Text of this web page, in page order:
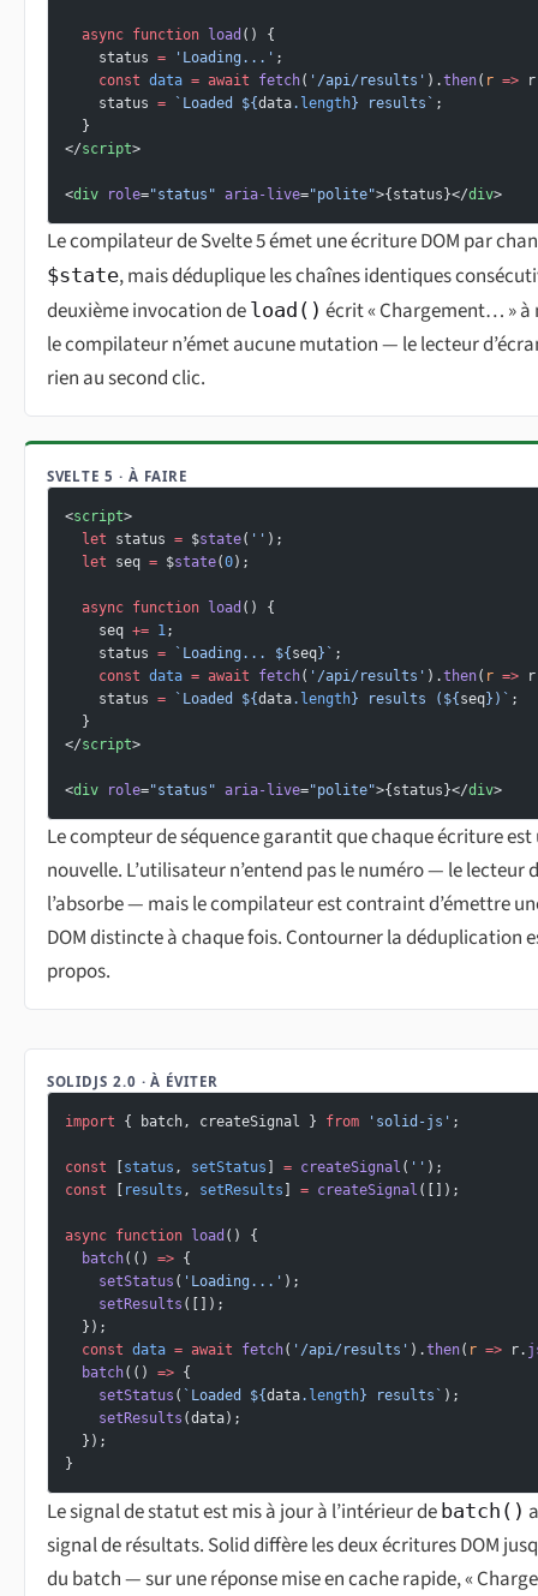
  async
function load () {
    status
= 'Loading...' ;
    const
data = await fetch( '/api/results' ).then( r =>
    status
= `Loaded ${data. length} results` ;
  }
</script>
<div role="status" aria-live="polite">{status}</div>
Le compilateur de Svelte 5 émet une écriture DOM par
$state, mais déduplique les chaînes identiques
deuxième invocation de load() écrit « Chargement… » à
le compilateur n’émet aucune mutation — le lecteur
rien au second clic.
SVELTE 5 · À FAIRE
<script>
  let
status = $state( '' );
  let
seq = $state(0);
  async
function load () {
    seq
+= 1;
    status
= `Loading... ${seq}` ;
    const
data = await fetch( '/api/results' ).then( r =>
    status
= `Loaded ${data. length} results (${seq})` ;
  }
</script>
<div role="status" aria-live="polite">{status}</div>
Le compteur de séquence garantit que chaque écriture est
nouvelle. L’utilisateur n’entend pas le numéro — le lecteur
l’absorbe — mais le compilateur est contraint d’émettre
DOM distincte à chaque fois. Contourner la déduplication
propos.
SOLIDJS 2.0 · À ÉVITER
import { batch, createSignal } from 'solid-js' ;
const [status , setStatus ] = createSignal ( '' );
const [ results , setResults ] = createSignal ([]);
async function load () {
  batch
(() => {
    setStatus
( 'Loading...' );
    setResults
([]);
  });
  const
data = await fetch( '/api/results' ).then( r => r.
  batch
(() => {
    setStatus
( `Loaded ${data. length} results` );
    setResults
(data);
  });
}
Le signal de statut est mis à jour à l’intérieur de batch()
signal de résultats. Solid diffère les deux écritures DOM
du batch — sur une réponse mise en cache rapide, «